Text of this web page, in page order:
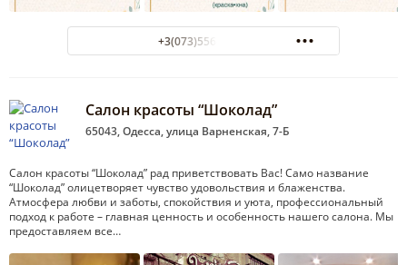
+3(073)556-57-55
Салон красоты “Шоколад”
65043, Одесса, улица Варненская, 7-Б
Салон красоты “Шоколад” рад приветствовать Вас! Само название
“Шоколад” олицетворяет чувство удовольствия и блаженства.
Атмосфера любви и заботы, спокойствия и уюта, профессиональный
подход к работе – главная ценность и особенность нашего салона. Мы
предоставляем все…